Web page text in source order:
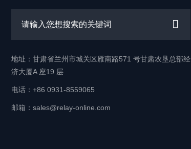
地址：甘肃省兰州市城关区雁南路571 号甘肃农垦总部经
济大厦A 座19 层
电话：+86 0931-8559065
邮箱： sales@relay-online.com